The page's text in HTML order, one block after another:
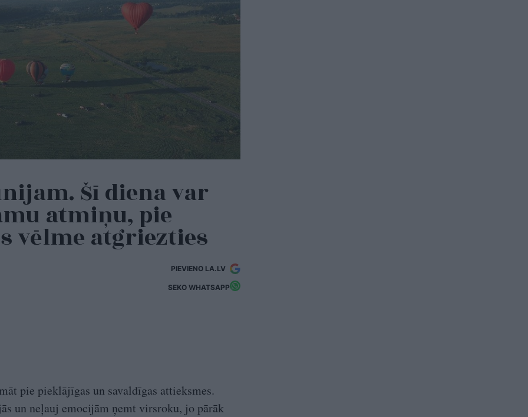
Šī diena var
atmiņu, pie
vēlme atgriezties
PIEVIENO LA.LV
SEKO WHATSAPP
pie pieklājīgas un savaldīgas attieksmes.
un neļauj emocijām ņemt virsroku, jo pārāk